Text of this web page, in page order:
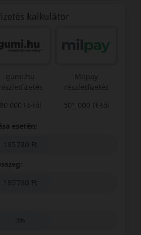
kalkulátor
gumi.hu
részletfizetés
80 000 Ft-tól
Milpay
részletfizetés
501 000 Ft-tól
esetén:
185 780 Ft
185 780 Ft
0%